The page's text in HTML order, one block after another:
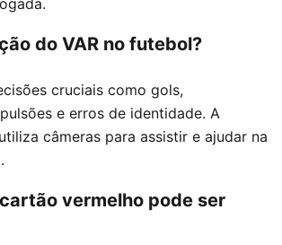
do VAR no futebol?
cruciais como gols,
e erros de identidade. A
câmeras para assistir e ajudar na
vermelho pode ser